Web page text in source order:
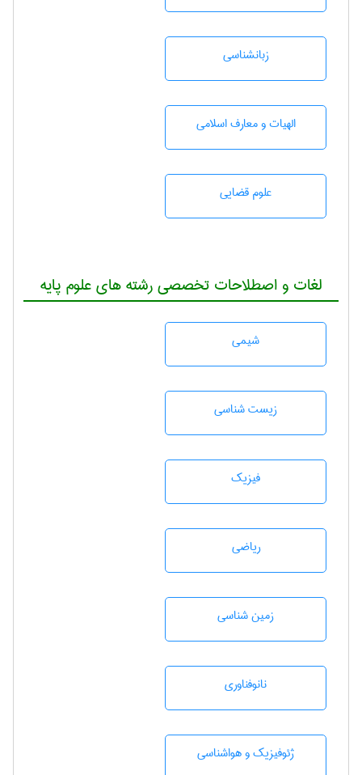
زبانشناسی
الهیات و معارف اسلامی
علوم قضایی
لغات و اصطلاحات تخصصی رشته های علوم پایه
شيمی
زيست شناسی
فیزیک
رياضی
زمين شناسی
نانوفناوری
ژئوفيزيك و هواشناسی